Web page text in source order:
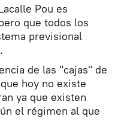
Pou es
que todos los
previsional
de las "cajas" de
hoy no existe
ya que existen
el régimen al que